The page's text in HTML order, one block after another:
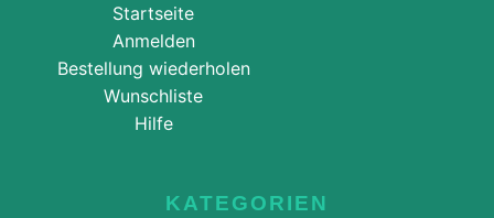
Startseite
Anmelden
Bestellung wiederholen
Wunschliste
Hilfe
KATEGORIEN